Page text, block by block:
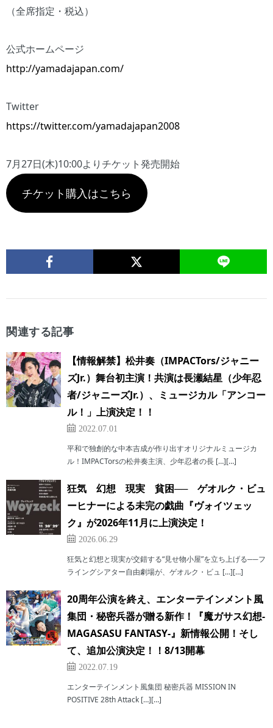
（全席指定・税込）
公式ホームページ
http://yamadajapan.com/
Twitter
https://twitter.com/yamadajapan2008
7月27日(木)10:00よりチケット発売開始
チケット購入はこちら
関連する記事
【情報解禁】松井奏（IMPACTors/ジャニー
ズJr.）舞台初主演！共演は⻑瀬結星（少年忍
者/ジャニーズJr.）、ミュージカル「アンコー
ル！」上演決定！！
2022.07.01
平和で独創的な中本吉成が作り出すオリジナルミュージカ
ル！IMPACTorsの松井奏主演、少年忍者の⻑ […][…]
狂気 幻想 現実 貧困── ゲオルク・ビュ
ーヒナーによる未完の戯曲『ヴォイツェッ
ク』が2026年11月に上演決定！
2026.06.29
狂気と幻想と現実が交錯する“見せ物小屋”を立ち上げる──フ
ライングシアター自由劇場が、ゲオルク・ビュ […][…]
20周年公演を終え、エンターテインメント風
集団・秘密兵器が贈る新作！『魔ガサス幻想-
MAGASASU FANTASY-』新情報公開！そし
て、追加公演決定！！8/13開幕
2022.07.19
エンターテインメント風集団 秘密兵器 MISSION IN
POSITIVE 28th Attack […][…]